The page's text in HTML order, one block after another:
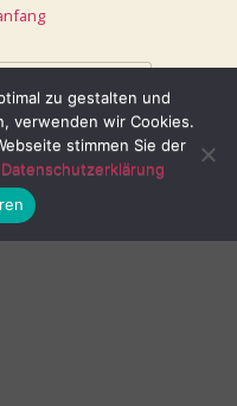
Desktop
zu gestalten und
verwenden wir Cookies.
stimmen Sie der
Datenschutzerklärung